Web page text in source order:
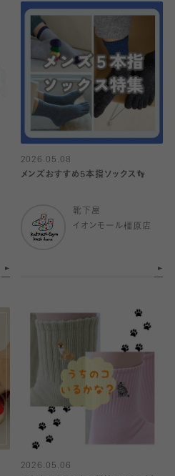
2026.05.08
メンズおすすめ5本指ソックス👣
靴下屋
イオンモール橿原店
2026.05.06